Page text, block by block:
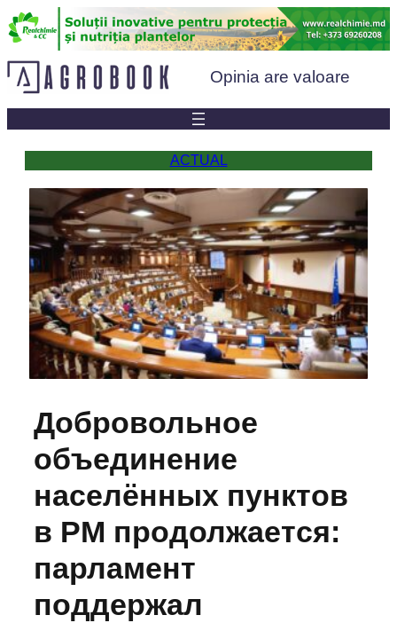
Sari
la
Opinia are valoare
ACTUAL
Добровольное
объединение
населённых пунктов
в РМ продолжается:
парламент
поддержал